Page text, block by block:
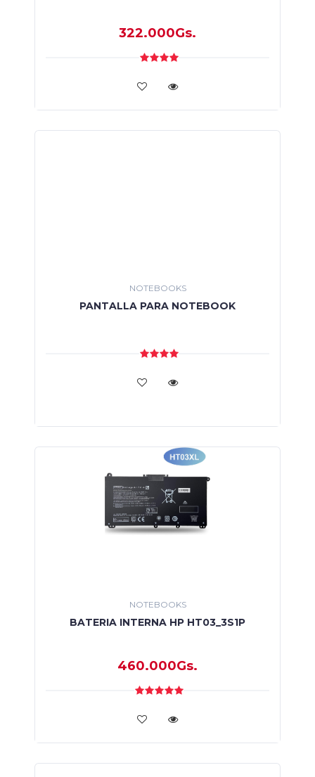
322.000Gs.
NOTEBOOKS
PANTALLA PARA NOTEBOOK
NOTEBOOKS
BATERIA INTERNA HP HT03_3S1P
460.000Gs.